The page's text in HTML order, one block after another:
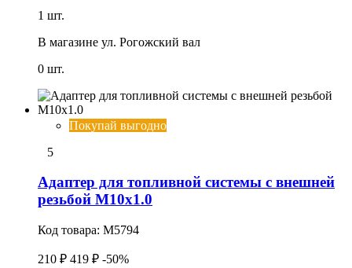
1 шт.
В магазине ул. Рогожский вал
0 шт.
Покупай выгодно
5
Адаптер для топливной системы с внешней
резьбой М10х1.0
Код товара: M5794
210 ₽ 419 ₽ -50%